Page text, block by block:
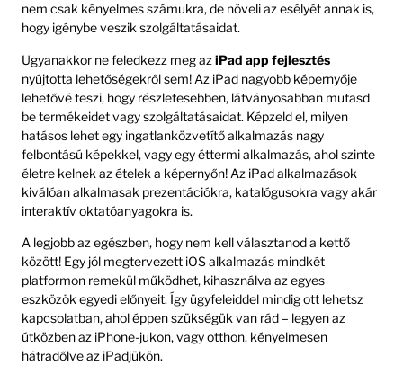
nem csak kényelmes számukra, de növeli az esélyét annak is,
hogy igénybe veszik szolgáltatásaidat.
Ugyanakkor ne feledkezz meg az iPad app fejlesztés
nyújtotta lehetőségekről sem! Az iPad nagyobb képernyője
lehetővé teszi, hogy részletesebben, látványosabban mutasd
be termékeidet vagy szolgáltatásaidat. Képzeld el, milyen
hatásos lehet egy ingatlanközvetítő alkalmazás nagy
felbontású képekkel, vagy egy éttermi alkalmazás, ahol szinte
életre kelnek az ételek a képernyőn! Az iPad alkalmazások
kiválóan alkalmasak prezentációkra, katalógusokra vagy akár
interaktív oktatóanyagokra is.
A legjobb az egészben, hogy nem kell választanod a kettő
között! Egy jól megtervezett iOS alkalmazás mindkét
platformon remekül működhet, kihasználva az egyes
eszközök egyedi előnyeit. Így ügyfeleiddel mindig ott lehetsz
kapcsolatban, ahol éppen szükségük van rád – legyen az
útközben az iPhone-jukon, vagy otthon, kényelmesen
hátradőlve az iPadjükön.